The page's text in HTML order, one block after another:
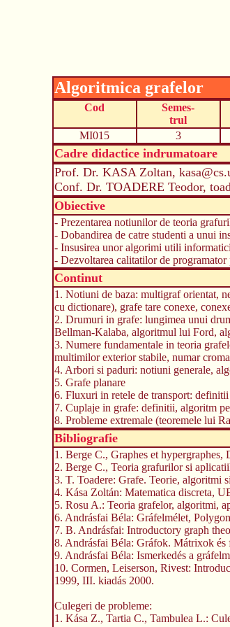
Algoritmica grafelor
Cod
Semes-
trul
MI015 3
Cadre didactice indrumatoare
Prof. Dr. KASA Zoltan,
Conf. Dr. TOADERE Teodor,
Obiective
- Prezentarea notiunilor de teoria
- Dobandirea de catre studenti a unui
- Insusirea unor algorimi utili
- Dezvoltarea calitatilor de
Continut
1. Notiuni de baza: multigraf orientat,
cu dictionare), grafe tare conexe,
2. Drumuri in grafe: lungimea unui
Bellman-Kalaba, algoritmul lui Ford,
3. Numere fundamentale in teoria
multimilor exterior stabile, numar
4. Arbori si paduri: notiuni generale,
5. Grafe planare
6. Fluxuri in retele de transport:
7. Cuplaje in grafe: definitii, algoritm
8. Probleme extremale (teoremele lui
Bibliografie
1. Berge C., Graphes et hypergraphes,
2. Berge C., Teoria grafurilor si
3. T. Toadere: Grafe. Teorie, algoritmi
4. Kása Zoltán: Matematica discreta,
5. Rosu A.: Teoria grafelor, algoritmi,
6. Andrásfai Béla: Gráfelmélet,
7. B. Andrásfai: Introductory graph
8. Andrásfai Béla: Gráfok. Mátrixok
9. Andrásfai Béla: Ismerkedés a
10. Cormen, Leiserson, Rivest:
1999, III. kiadás 2000.
Culegeri de probleme:
1. Kása Z., Tartia C., Tambulea L.: